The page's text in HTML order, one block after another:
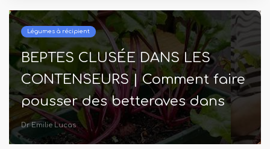
Légumes à récipient
BEPTES CLUSÉE DANS LES
CONTENSEURS | Comment faire
pousser des betteraves dans
des pots
Dr Emilie Lucas